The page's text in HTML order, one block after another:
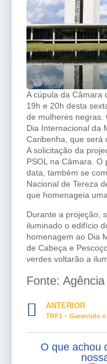
A cúpula da Câmara
19h e 20h desta
de mulheres negras.
Dia Internacional da
Caribenha, que será
A solicitação da
PSOL na Câmara.
data, também se
Nacional de Tereza
que homenageia
Durante a projeção,
iluminado o edifício
homenagem ao Dia
de Cabeça e
verdes voltarão a
Fonte:
ANTERIOR
O que achou